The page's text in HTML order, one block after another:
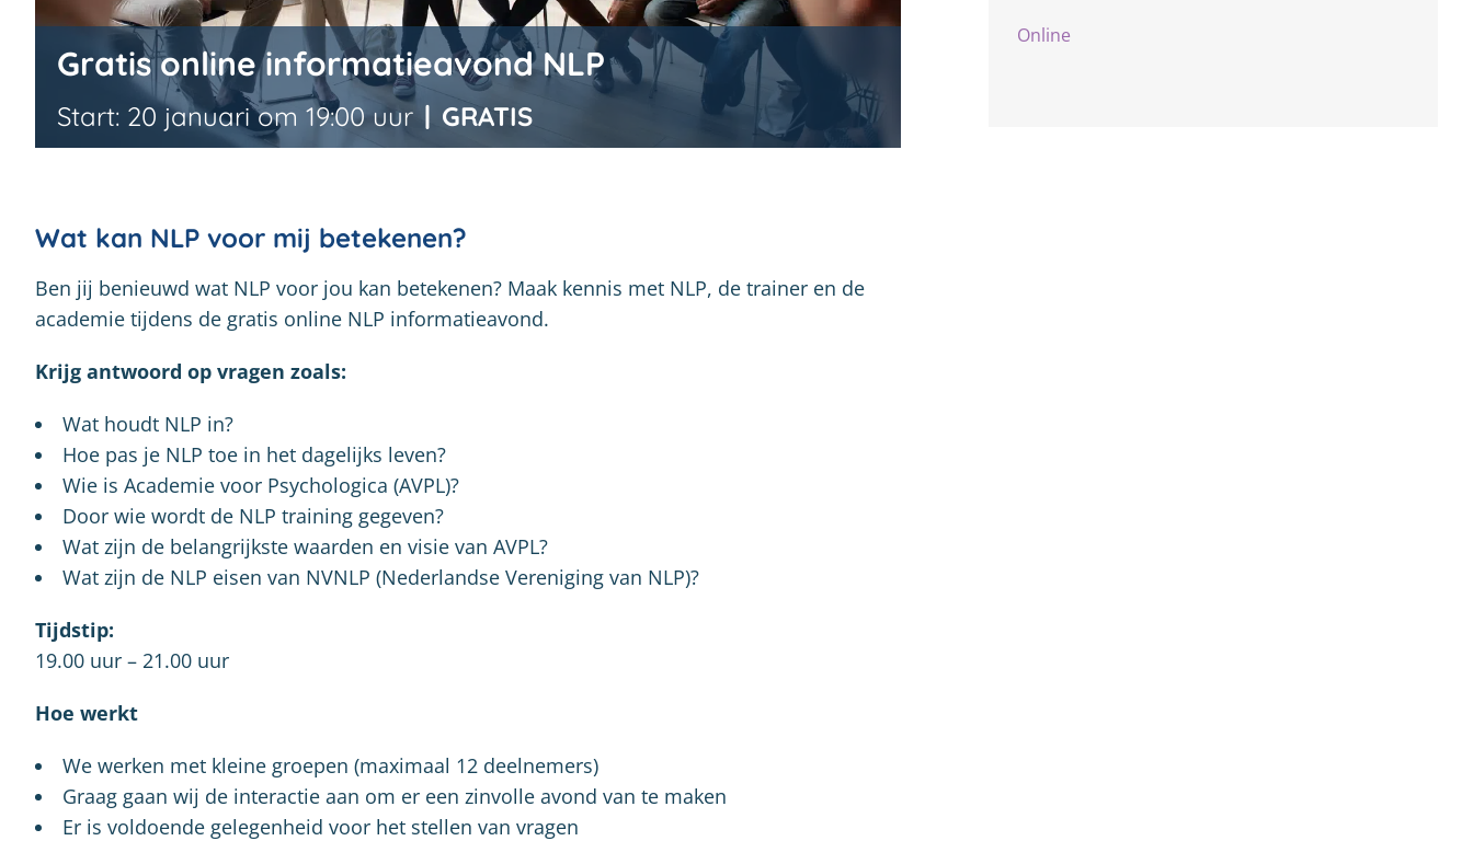
Gratis online informatieavond NLP
20 januari om 19:00 | GRATIS
Wat kan NLP voor mij betekenen?
Ben jij benieuwd wat NLP voor jou kan betekenen? Maak kennis met NLP, de trainer en de
academie tijdens de gratis online NLP informatieavond.
Krijg antwoord op vragen zoals:
Wat houdt NLP in?
Hoe pas je NLP toe in het dagelijks leven?
Wie is Academie voor Psychologica (AVPL)?
Door wie wordt de NLP training gegeven?
Wat zijn de belangrijkste waarden en visie van AVPL?
Wat zijn de NLP eisen van NVNLP (Nederlandse Vereniging van NLP)?
Tijdstip:
19.00 uur – 21.00 uur
Hoe werkt
We werken met kleine groepen (maximaal 12 deelnemers)
Graag gaan wij de interactie aan om er een zinvolle avond van te maken
Er is voldoende gelegenheid voor het stellen van vragen
Online